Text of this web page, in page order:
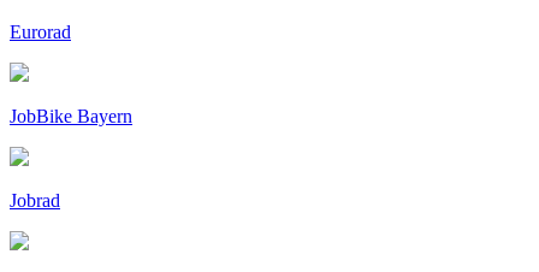
Eurorad
JobBike Bayern
Jobrad